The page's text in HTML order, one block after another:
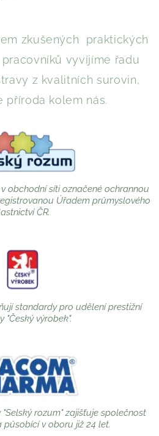
zkušených praktických
vyvíjíme řadu
z kvalitních surovin,
příroda kolem nás.
obchodní síti označené ochrannou
Úřadem průmyslového
ČR.
standardy pro udělení prestižní
"Český výrobek".
rozum" zajišťuje společnost
působící v oboru již 24 let.